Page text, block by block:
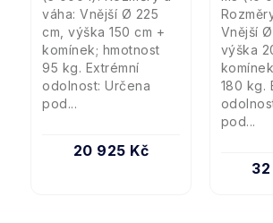
20 925 Kč
váha: Vnější Ø 225
cm, výška 150 cm +
komínek; hmotnost
95 kg. Extrémní
odolnost: Určena
pod...
Vnější Ø
výška
180 kg.
pod...